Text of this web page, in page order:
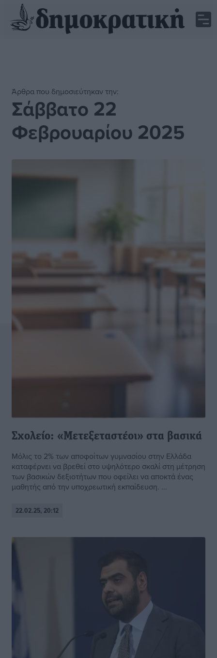
Άρθρα που δημοσιεύτηκαν την:
Σάββατο 22
Φεβρουαρίου 2025
Σχολείο: «Μετεξεταστέοι» στα βασικά
Μόλις το 2% των αποφοίτων γυμνασίου στην Ελλάδα
καταφέρνει να βρεθεί στο υψηλότερο σκαλί στη μέτρηση
των βασικών δεξιοτήτων που οφείλει να αποκτά ένας
μαθητής από την υποχρεωτική εκπαίδευση. ...
22.02.25, 20:12